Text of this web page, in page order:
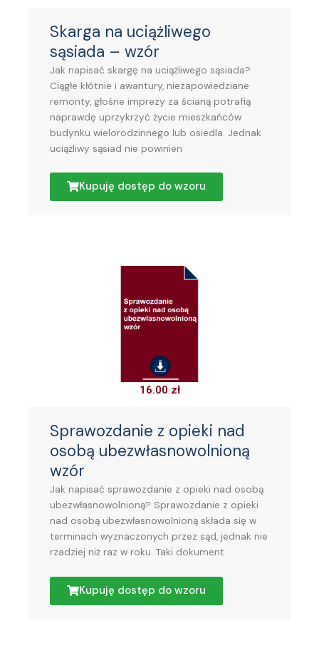
Skarga na uciążliwego
sąsiada – wzór
Jak napisać skargę na uciążliwego sąsiada?
Ciągłe kłótnie i awantury, niezapowiedziane
remonty, głośne imprezy za ścianą potrafią
naprawdę uprzykrzyć życie mieszkańców
budynku wielorodzinnego lub osiedla. Jednak
uciążliwy sąsiad nie powinien
Kupuję dostęp do wzoru
16.00 zł
Sprawozdanie z opieki nad
osobą ubezwłasnowolnioną
wzór
Jak napisać sprawozdanie z opieki nad osobą
ubezwłasnowolnioną? Sprawozdanie z opieki
nad osobą ubezwłasnowolnioną składa się w
terminach wyznaczonych przez sąd, jednak nie
rzadziej niż raz w roku. Taki dokument
Kupuję dostęp do wzoru